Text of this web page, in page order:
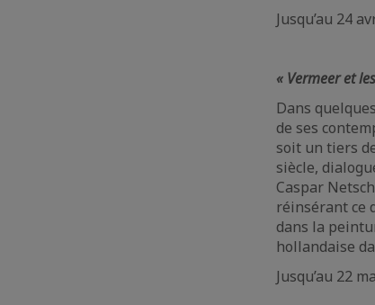
Jusqu’au 24
« Vermeer et
Dans
de ses
soit un tiers
siècle,
Caspar
réinsérant ce
dans la
hollandaise
Jusqu’au 22